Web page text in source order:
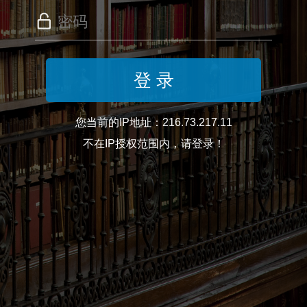
您当前的IP地址：216.73.217.11
不在IP授权范围内，请登录！